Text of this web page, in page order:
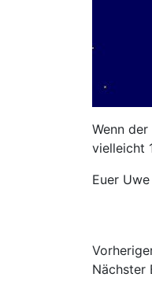
Wenn
vielleicht
Euer